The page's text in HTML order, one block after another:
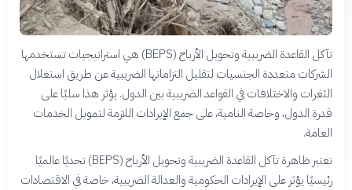
تآكل القاعدة الضريبية وتحويل الأرباح (BEPS) هي استراتيجيات تستخدمها
الشركات متعددة الجنسيات لتقليل التزاماتها الضريبية عن طريق استغلال
الثغرات والاختلافات في القواعد الضريبية بين الدول. يؤثر هذا سلبًا على
قدرة الدول، وخاصة النامية، على جمع الإيرادات اللازمة لتمويل الخدمات
العامة.
تعتبر ظاهرة تآكل القاعدة الضريبية وتحويل الأرباح (BEPS) تحديًا عالميًا
رئيسيًا يؤثر على الإيرادات الحكومية والعدالة الضريبية، خاصة في الاقتصادات